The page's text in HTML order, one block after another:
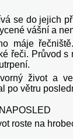
se do jejich
vášní a
máje
řeči. Průvod s
život a
po větru
NAPOSLED
roste na